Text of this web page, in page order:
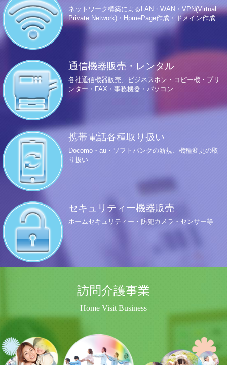
ネットワーク構築によるLAN・WAN・VPN(Virtual
Private Network)・HpmePage作成・ドメイン作成
通信機器販売・レンタル
各社通信機器販売、ビジネスホン・コピー機・プリ
ンター・FAX・事務機器・パソコン
携帯電話各種取り扱い
Docomo・au・ソフトバンクの新規、機種変更の取
り扱い
セキュリティー機器販売
ホームセキュリティー・防犯カメラ・センサー等
訪問介護事業
Home Visit Business